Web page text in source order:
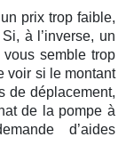
prix trop faible,
à l’inverse, un
semble trop
voir si le montant
de déplacement,
de la pompe à
d’aides